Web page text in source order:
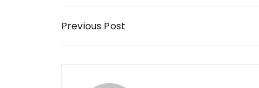
Post
Previous Post